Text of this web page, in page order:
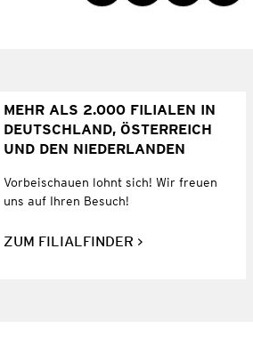
MEHR ALS 2.000 FILIALEN IN
DEUTSCHLAND, ÖSTERREICH
UND DEN NIEDERLANDEN
Vorbeischauen lohnt sich! Wir freuen
uns auf Ihren Besuch!
ZUM FILIALFINDER